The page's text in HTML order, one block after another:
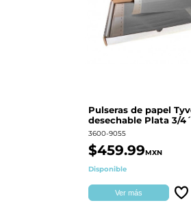
Pulseras de papel
desechable Plata 3/
´´
3600-9055
$459.99MXN
Disponible
Ver más